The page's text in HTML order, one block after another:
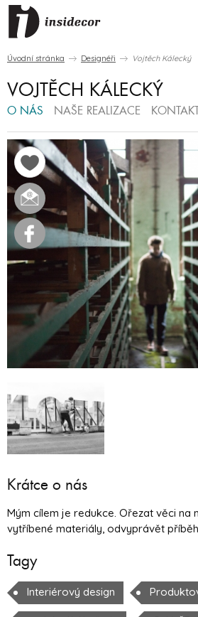
Úvodní stránka Designéři Vojtěch Kálecký
VOJTĚCH KÁLECKÝ
O NÁS NAŠE REALIZACE
Krátce o nás
Mým cílem je redukce. Ořezat věci na
vytříbené materiály, odvyprávět
Tagy
Interiérový design